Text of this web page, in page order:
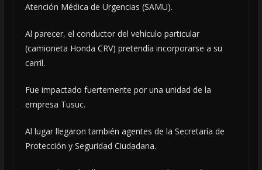
Atención Médica de Urgencias (SAMU).
Al parecer, el conductor del vehículo particular
(camioneta Honda CRV) pretendía incorporarse a su
carril.
Fue impactado fuertemente por una unidad de la
empresa Tusuc.
Al lugar llegaron también agentes de la Secretaría de
Protección y Seguridad Ciudadana.